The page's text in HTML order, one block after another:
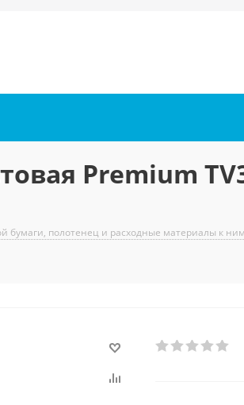
Premium
бумаги, полотенец и расходные материалы к ним